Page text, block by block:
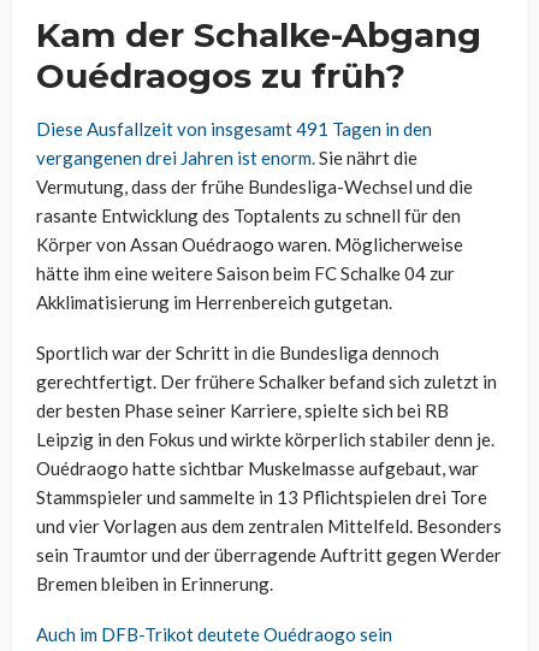
Kam der Schalke-Abgang
Ouédraogos zu früh?
Diese Ausfallzeit von insgesamt 491 Tagen in den
vergangenen drei Jahren ist enorm.Sie nährt die
Vermutung, dass der frühe Bundesliga-Wechsel und die
rasante Entwicklung des Toptalents zu schnell für den
Körper von Assan Ouédraogo waren. Möglicherweise
hätte ihm eine weitere Saison beim FC Schalke 04 zur
Akklimatisierung im Herrenbereich gutgetan.
Sportlich war der Schritt in die Bundesliga dennoch
gerechtfertigt. Der frühere Schalker befand sich zuletzt in
der besten Phase seiner Karriere, spielte sich bei RB
Leipzig in den Fokus und wirkte körperlich stabiler denn je.
Ouédraogo hatte sichtbar Muskelmasse aufgebaut, war
Stammspieler und sammelte in 13 Pflichtspielen drei Tore
und vier Vorlagen aus dem zentralen Mittelfeld. Besonders
sein Traumtor und der überragende Auftritt gegen Werder
Bremen bleiben in Erinnerung.
Auch im DFB-Trikot deutete Ouédraogo sein